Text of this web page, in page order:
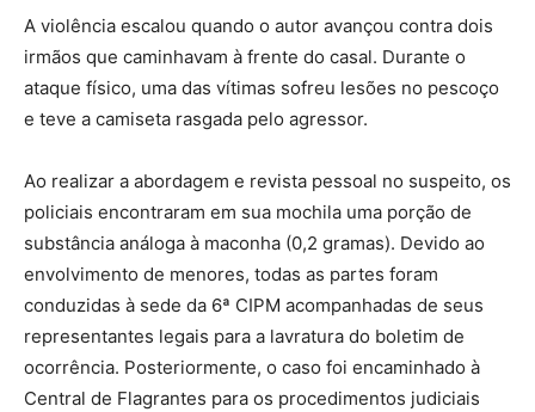
A violência escalou quando o autor avançou contra dois
irmãos que caminhavam à frente do casal. Durante o
ataque físico, uma das vítimas sofreu lesões no pescoço
e teve a camiseta rasgada pelo agressor.
Ao realizar a abordagem e revista pessoal no suspeito, os
policiais encontraram em sua mochila uma porção de
substância análoga à maconha (0,2 gramas). Devido ao
envolvimento de menores, todas as partes foram
conduzidas à sede da 6ª CIPM acompanhadas de seus
representantes legais para a lavratura do boletim de
ocorrência. Posteriormente, o caso foi encaminhado à
Central de Flagrantes para os procedimentos judiciais